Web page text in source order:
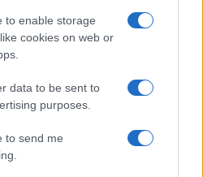
to enable storage
cookies on web or
data to be sent to
purposes.
to send me
1870:
και του Wörth, ο